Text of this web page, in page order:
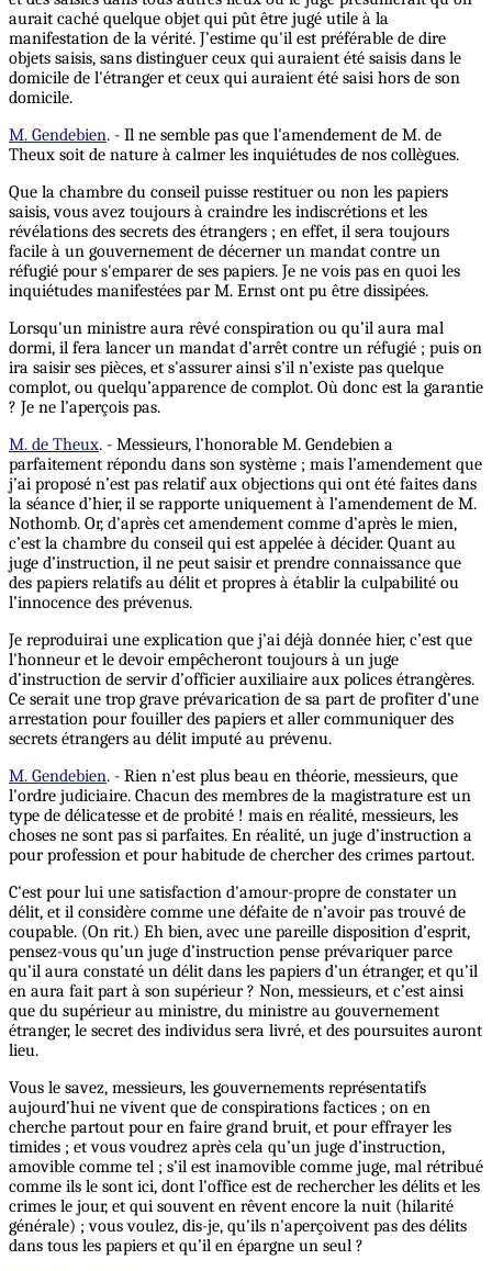
aurait caché quelque objet qui pût être jugé utile à la
manifestation de la vérité. J’estime qu'il est préférable de dire
objets saisis, sans distinguer ceux qui auraient été saisis dans le
domicile de l'étranger et ceux qui auraient été saisi hors de son
domicile.
M. Gendebien. - Il ne semble pas que l'amendement de M. de
Theux soit de nature à calmer les inquiétudes de nos collègues.
Que la chambre du conseil puisse restituer ou non les papiers
saisis, vous avez toujours à craindre les indiscrétions et les
révélations des secrets des étrangers ; en effet, il sera toujours
facile à un gouvernement de décerner un mandat contre un
réfugié pour s'emparer de ses papiers. Je ne vois pas en quoi les
inquiétudes manifestées par M. Ernst ont pu être dissipées.
Lorsqu'un ministre aura rêvé conspiration ou qu’il aura mal
dormi, il fera lancer un mandat d’arrêt contre un réfugié ; puis on
ira saisir ses pièces, et s'assurer ainsi s’il n’existe pas quelque
complot, ou quelqu’apparence de complot. Où donc est la garantie
? Je ne l’aperçois pas.
M. de Theux. - Messieurs, l’honorable M. Gendebien a
parfaitement répondu dans son système ; mais l’amendement que
j’ai proposé n’est pas relatif aux objections qui ont été faites dans
la séance d’hier, il se rapporte uniquement à l’amendement de M.
Nothomb. Or, d'après cet amendement comme d’après le mien,
c’est la chambre du conseil qui est appelée à décider. Quant au
juge d’instruction, il ne peut saisir et prendre connaissance que
des papiers relatifs au délit et propres à établir la culpabilité ou
l’innocence des prévenus.
Je reproduirai une explication que j’ai déjà donnée hier, c’est que
l'honneur et le devoir empêcheront toujours à un juge
d’instruction de servir d’officier auxiliaire aux polices étrangères.
Ce serait une trop grave prévarication de sa part de profiter d’une
arrestation pour fouiller des papiers et aller communiquer des
secrets étrangers au délit imputé au prévenu.
M. Gendebien. - Rien n'est plus beau en théorie, messieurs, que
l'ordre judiciaire. Chacun des membres de la magistrature est un
type de délicatesse et de probité ! mais en réalité, messieurs, les
choses ne sont pas si parfaites. En réalité, un juge d’instruction a
pour profession et pour habitude de chercher des crimes partout.
C'est pour lui une satisfaction d'amour-propre de constater un
délit, et il considère comme une défaite de n’avoir pas trouvé de
coupable. (On rit.) Eh bien, avec une pareille disposition d’esprit,
pensez-vous qu’un juge d’instruction pense prévariquer parce
qu’il aura constaté un délit dans les papiers d’un étranger, et qu’il
en aura fait part à son supérieur ? Non, messieurs, et c’est ainsi
que du supérieur au ministre, du ministre au gouvernement
étranger, le secret des individus sera livré, et des poursuites auront
lieu.
Vous le savez, messieurs, les gouvernements représentatifs
aujourd’hui ne vivent que de conspirations factices ; on en
cherche partout pour en faire grand bruit, et pour effrayer les
timides ; et vous voudrez après cela qu’un juge d’instruction,
amovible comme tel ; s’il est inamovible comme juge, mal rétribué
comme ils le sont ici, dont l’office est de rechercher les délits et les
crimes le jour, et qui souvent en rêvent encore la nuit (hilarité
générale) ; vous voulez, dis-je, qu'ils n'aperçoivent pas des délits
dans tous les papiers et qu’il en épargne un seul ?